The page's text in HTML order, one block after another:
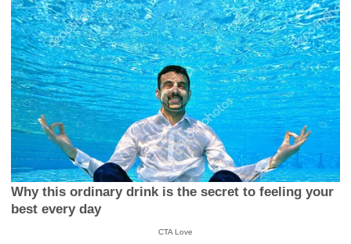
Why this ordinary drink is the secret to feeling your
best every day
CTA Love